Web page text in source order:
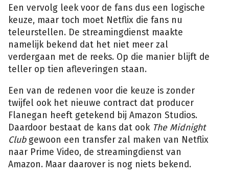
Een vervolg leek voor de fans dus een logische
keuze, maar toch moet Netflix die fans nu
teleurstellen. De streamingdienst maakte
namelijk bekend dat het niet meer zal
verdergaan met de reeks. Op die manier blijft de
teller op tien afleveringen staan.
Een van de redenen voor die keuze is zonder
twijfel ook het nieuwe contract dat producer
Flanegan heeft getekend bij Amazon Studios.
Daardoor bestaat de kans dat ook The Midnight
Club gewoon een transfer zal maken van Netflix
naar Prime Video, de streamingdienst van
Amazon. Maar daarover is nog niets bekend.